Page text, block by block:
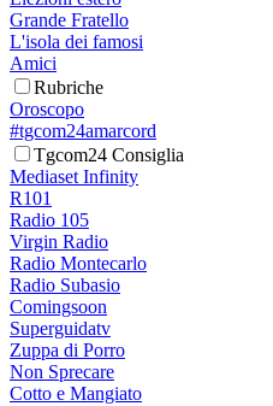
Grande Fratello
L'isola dei famosi
Amici
Rubriche
Oroscopo
#tgcom24amarcord
Tgcom24 Consiglia
Mediaset Infinity
R101
Radio 105
Virgin Radio
Radio Montecarlo
Radio Subasio
Comingsoon
Superguidatv
Zuppa di Porro
Non Sprecare
Cotto e Mangiato